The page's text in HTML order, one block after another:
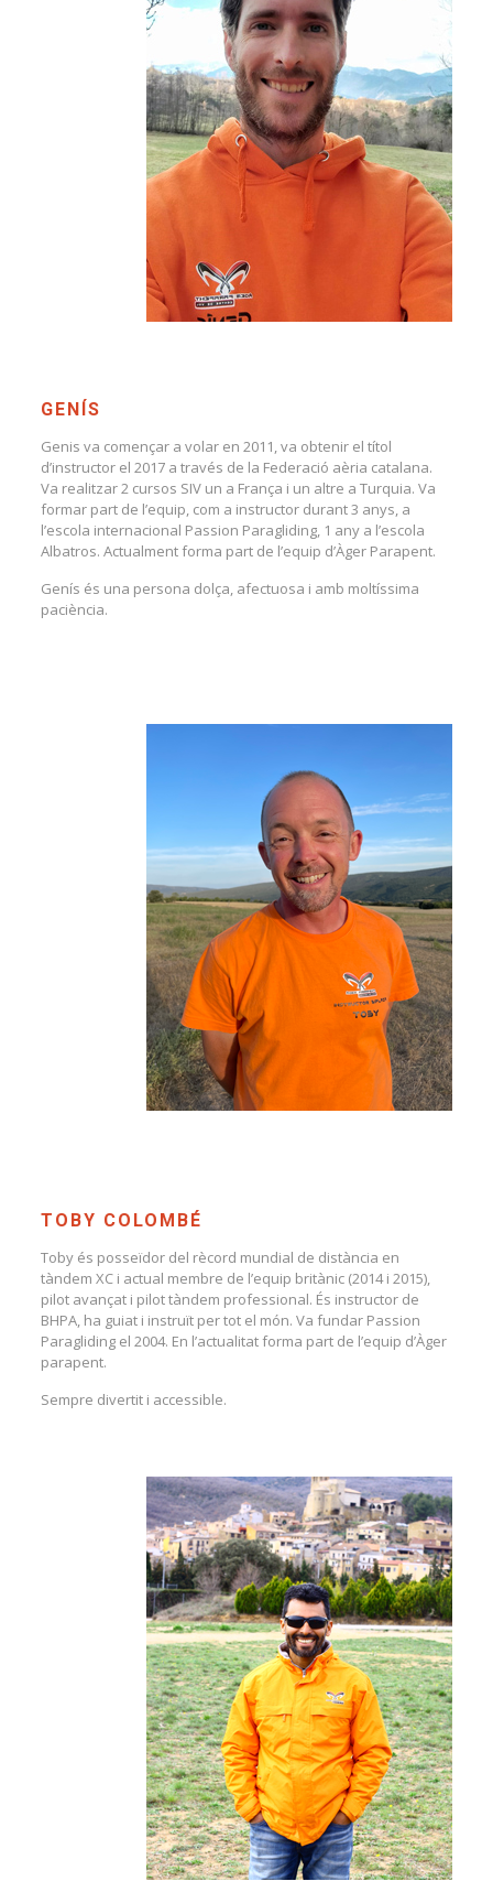
GENÍS
Genis va començar a volar en 2011, va obtenir el títol
d’instructor el 2017 a través de la Federació aèria catalana.
Va realitzar 2 cursos SIV un a França i un altre a Turquia. Va
formar part de l’equip, com a instructor durant 3 anys, a
l’escola internacional Passion Paragliding, 1 any a l’escola
Albatros. Actualment forma part de l’equip d’Àger Parapent.
Genís és una persona dolça, afectuosa i amb moltíssima
paciència.
TOBY COLOMBÉ
Toby és posseïdor del rècord mundial de distància en
tàndem XC i actual membre de l’equip britànic (2014 i 2015),
pilot avançat i pilot tàndem professional. És instructor de
BHPA, ha guiat i instruït per tot el món. Va fundar Passion
Paragliding el 2004. En l’actualitat forma part de l’equip d’Àger
parapent.
Sempre divertit i accessible.